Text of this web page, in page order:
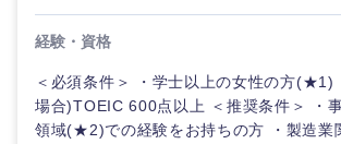
経験・資格
＜必須条件＞ ・学士以上の女性の方(★1)
場合)TOEIC 600点以上 ＜推奨条件＞ ・
領域(★2)での経験をお持ちの方 ・製造業